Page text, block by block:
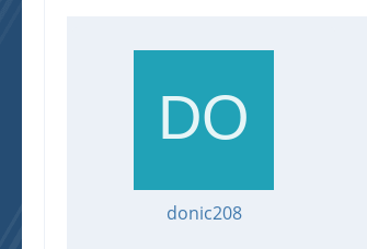
donic208